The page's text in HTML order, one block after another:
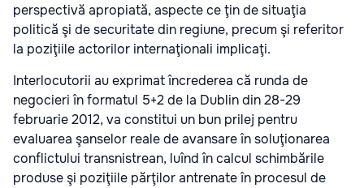
perspectivă apropiată, aspecte ce ţin de situaţia
politică şi de securitate din regiune, precum şi referitor
la poziţiile actorilor internaţionali implicaţi.
Interlocutorii au exprimat încrederea că runda de
negocieri în formatul 5+2 de la Dublin din 28-29
februarie 2012, va constitui un bun prilej pentru
evaluarea şanselor reale de avansare în soluţionarea
conflictului transnistrean, luînd în calcul schimbările
produse şi poziţiile părţilor antrenate în procesul de